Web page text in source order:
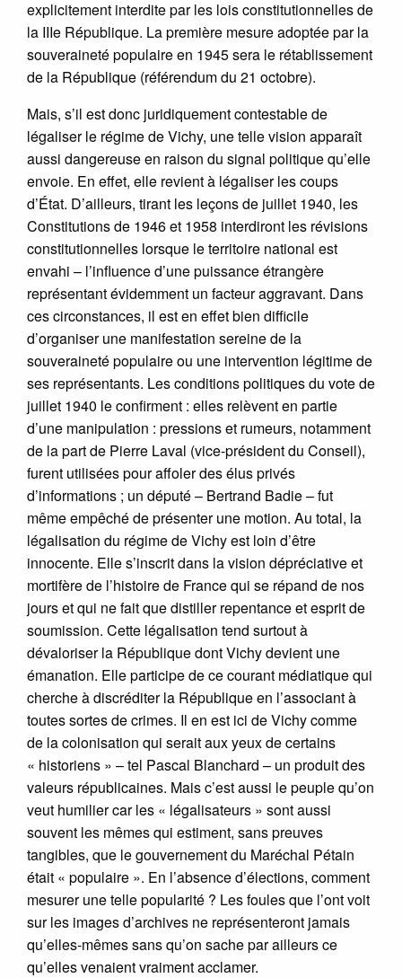
explicitement interdite par les lois constitutionnelles de
la IIIe République. La première mesure adoptée par la
souveraineté populaire en 1945 sera le rétablissement
de la République (référendum du 21 octobre).
Mais, s’il est donc juridiquement contestable de
légaliser le régime de Vichy, une telle vision apparaît
aussi dangereuse en raison du signal politique qu’elle
envoie. En effet, elle revient à légaliser les coups
d’État. D’ailleurs, tirant les leçons de juillet 1940, les
Constitutions de 1946 et 1958 interdiront les révisions
constitutionnelles lorsque le territoire national est
envahi – l’influence d’une puissance étrangère
représentant évidemment un facteur aggravant. Dans
ces circonstances, il est en effet bien difficile
d’organiser une manifestation sereine de la
souveraineté populaire ou une intervention légitime de
ses représentants. Les conditions politiques du vote de
juillet 1940 le confirment : elles relèvent en partie
d’une manipulation : pressions et rumeurs, notamment
de la part de Pierre Laval (vice-président du Conseil),
furent utilisées pour affoler des élus privés
d’informations ; un député – Bertrand Badie – fut
même empêché de présenter une motion. Au total, la
légalisation du régime de Vichy est loin d’être
innocente. Elle s’inscrit dans la vision dépréciative et
mortifère de l’histoire de France qui se répand de nos
jours et qui ne fait que distiller repentance et esprit de
soumission. Cette légalisation tend surtout à
dévaloriser la République dont Vichy devient une
émanation. Elle participe de ce courant médiatique qui
cherche à discréditer la République en l’associant à
toutes sortes de crimes. Il en est ici de Vichy comme
de la colonisation qui serait aux yeux de certains
« historiens » – tel Pascal Blanchard – un produit des
valeurs républicaines. Mais c’est aussi le peuple qu’on
veut humilier car les « légalisateurs » sont aussi
souvent les mêmes qui estiment, sans preuves
tangibles, que le gouvernement du Maréchal Pétain
était « populaire ». En l’absence d’élections, comment
mesurer une telle popularité ? Les foules que l’ont voit
sur les images d’archives ne représenteront jamais
qu’elles-mêmes sans qu’on sache par ailleurs ce
qu’elles venaient vraiment acclamer.